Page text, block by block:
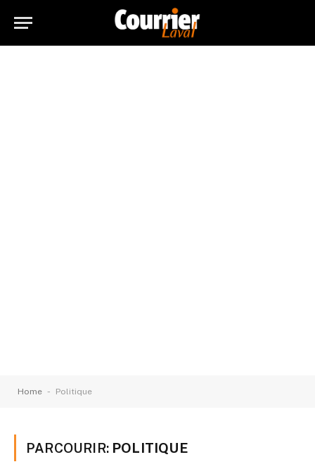
Home - Politique
PARCOURIR: POLITIQUE